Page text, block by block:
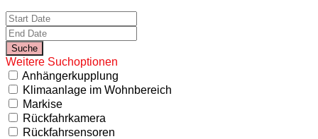
Weitere Suchoptionen
Anhängerkupplung
Klimaanlage im Wohnbereich
Markise
Rückfahrkamera
Rückfahrsensoren